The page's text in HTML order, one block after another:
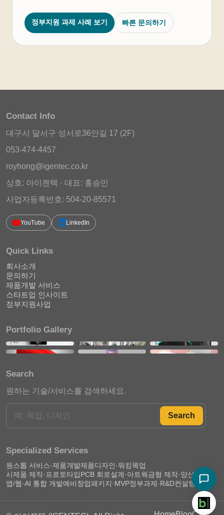
정부지원 과제 사례 보기 빠른 문의하기
Contact Info
대구시 달서구 성서로36안길 17 (2F)
053-474-4457
royhong@igentec.co.kr
상호: 아이젠텍 · 대표: 홍승민
사업자등록번호: 504-20-85571
YouTube LinkedIn
Quick Links
회사소개
문의하기
제품개발 서비스
스타트업 인사이트
정부지원사업
Portfolio Gallery
Search
원하는 기술/서비스를 검색하세요.
Search
Specialized Services
원스톱 서비스·제품개발제품디자인·워킹목업
시제품 제작·프로토타입 PCB 회로설계·아트웍 금형 제작·양산 준비
앱/웹·AI 통합 개발예비창업패키지·MVP정부과제·R&D컨설팅